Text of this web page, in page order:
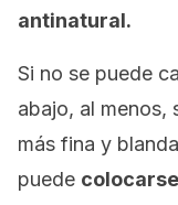
antinatural.
Si no se puede
abajo, al menos,
más fina y
puede